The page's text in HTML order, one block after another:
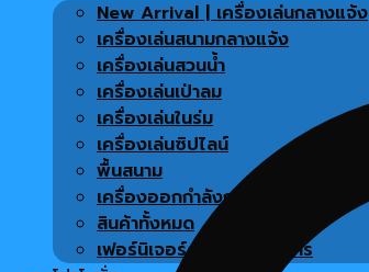
New Arrival | เครื่องเล่นกลางแจ้ง
เครื่องเล่นสนามกลางแจ้ง
เครื่องเล่นสวนน้ำ
เครื่องเล่นเป่าลม
เครื่องเล่นในร่ม
เครื่องเล่นซิปไลน์
พื้นสนาม
เครื่องออกกำลังกาย
สินค้าทั้งหมด
เฟอร์นิเจอร์ตกแต่งโครงการ